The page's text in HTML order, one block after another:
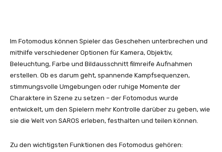
Im Fotomodus können Spieler das Geschehen unterbrechen und
mithilfe verschiedener Optionen für Kamera, Objektiv,
Beleuchtung, Farbe und Bildausschnitt filmreife Aufnahmen
erstellen. Ob es darum geht, spannende Kampfsequenzen,
stimmungsvolle Umgebungen oder ruhige Momente der
Charaktere in Szene zu setzen – der Fotomodus wurde
entwickelt, um den Spielern mehr Kontrolle darüber zu geben, wie
sie die Welt von SAROS erleben, festhalten und teilen können.
Zu den wichtigsten Funktionen des Fotomodus gehören: